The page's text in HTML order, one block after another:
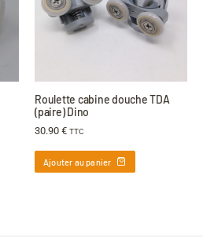
Roulette cabine douche TDA
(paire) Dino
30.90 € TTC
Ajouter au panier